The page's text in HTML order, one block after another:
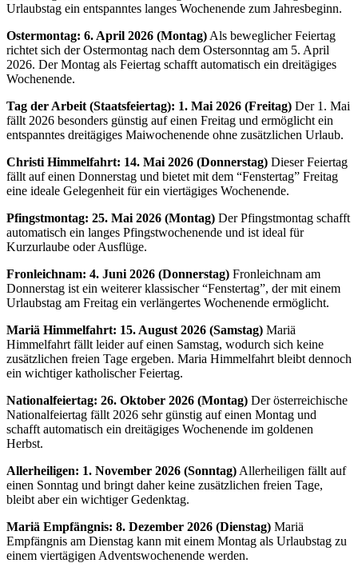
Urlaubstag ein entspanntes langes Wochenende zum Jahresbeginn.
Ostermontag: 6. April 2026 (Montag) Als beweglicher Feiertag
richtet sich der Ostermontag nach dem Ostersonntag am 5. April
2026. Der Montag als Feiertag schafft automatisch ein dreitägiges
Wochenende.
Tag der Arbeit (Staatsfeiertag): 1. Mai 2026 (Freitag) Der 1. Mai
fällt 2026 besonders günstig auf einen Freitag und ermöglicht ein
entspanntes dreitägiges Maiwochenende ohne zusätzlichen Urlaub.
Christi Himmelfahrt: 14. Mai 2026 (Donnerstag) Dieser Feiertag
fällt auf einen Donnerstag und bietet mit dem “Fenstertag” Freitag
eine ideale Gelegenheit für ein viertägiges Wochenende.
Pfingstmontag: 25. Mai 2026 (Montag) Der Pfingstmontag schafft
automatisch ein langes Pfingstwochenende und ist ideal für
Kurzurlaube oder Ausflüge.
Fronleichnam: 4. Juni 2026 (Donnerstag) Fronleichnam am
Donnerstag ist ein weiterer klassischer “Fenstertag”, der mit einem
Urlaubstag am Freitag ein verlängertes Wochenende ermöglicht.
Mariä Himmelfahrt: 15. August 2026 (Samstag) Mariä
Himmelfahrt fällt leider auf einen Samstag, wodurch sich keine
zusätzlichen freien Tage ergeben. Maria Himmelfahrt bleibt dennoch
ein wichtiger katholischer Feiertag.
Nationalfeiertag: 26. Oktober 2026 (Montag) Der österreichische
Nationalfeiertag fällt 2026 sehr günstig auf einen Montag und
schafft automatisch ein dreitägiges Wochenende im goldenen
Herbst.
Allerheiligen: 1. November 2026 (Sonntag) Allerheiligen fällt auf
einen Sonntag und bringt daher keine zusätzlichen freien Tage,
bleibt aber ein wichtiger Gedenktag.
Mariä Empfängnis: 8. Dezember 2026 (Dienstag) Mariä
Empfängnis am Dienstag kann mit einem Montag als Urlaubstag zu
einem viertägigen Adventswochenende werden.